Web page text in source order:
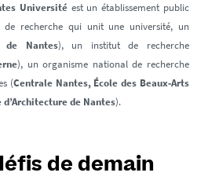
Universitéest un établissement public
de recherche qui unit une université, un
de Nantes), un institut de recherche
), un organisme national de recherche
(Centrale Nantes, École des Beaux‐Arts
de Nantes).
de demain